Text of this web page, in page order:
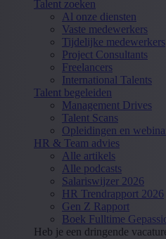
Talent zoeken
Al onze diensten
Vaste medewerkers
Tijdelijke medewerkers
Project Consultants
Freelancers
International Talents
Talent begeleiden
Management Drives
Talent Scans
Opleidingen en
HR & Team advies
Alle artikels
Alle podcasts
Salariswijzer 2026
HR Trendrapport 2026
Gen Z Rapport
Boek Fulltime
Heb je een dringende